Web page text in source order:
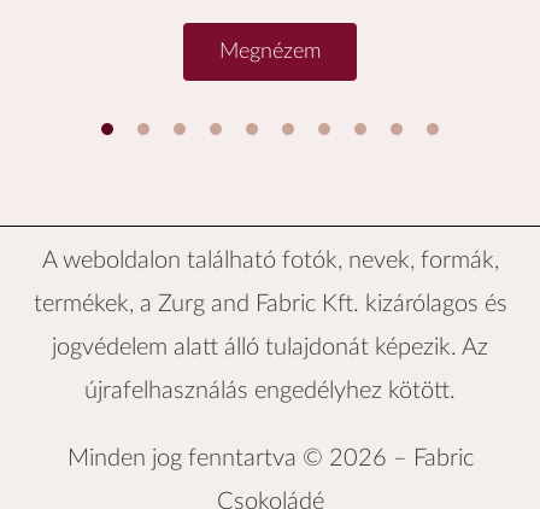
Megnézem
A weboldalon található fotók, nevek, formák,
termékek, a Zurg and Fabric Kft. kizárólagos és
jogvédelem alatt álló tulajdonát képezik. Az
újrafelhasználás engedélyhez kötött.
Minden jog fenntartva © 2026 – Fabric
Csokoládé